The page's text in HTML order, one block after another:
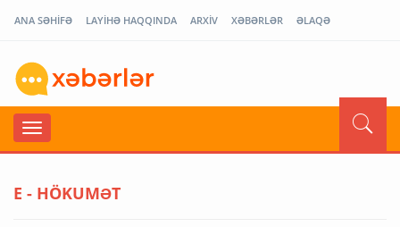
ANA SƏHİFƏ LAYİHƏ HAQQINDA ARXİV XƏBƏRLƏR ƏLAQƏ
E - HÖKUMƏT